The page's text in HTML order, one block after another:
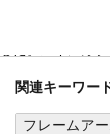
が関節部や外装
肩甲骨のジョイ
関連キーワー
フレームア